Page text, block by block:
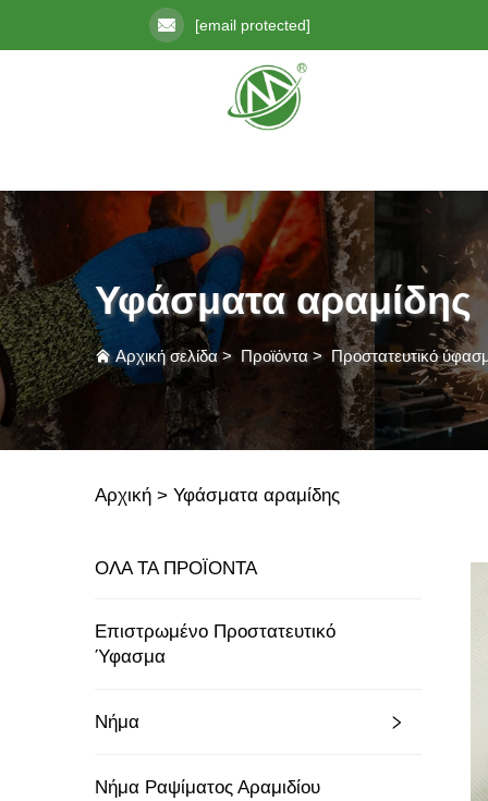
[email protected]
Υφάσματα αραμίδης
Αρχική σελίδα> Προϊόντα> Προστατευτικό
Αρχική > Υφάσματα αραμίδης
ΟΛΑ ΤΑ ΠΡΟΪΟΝΤΑ
Επιστρωμένο Προστατευτικό
Ύφασμα
Νήμα
Νήμα Ραψίματος Αραμιδίου